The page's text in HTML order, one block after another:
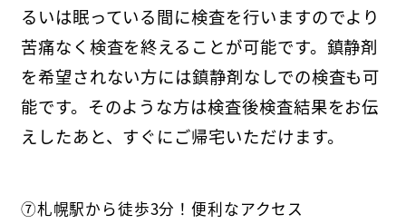
るいは眠っている間に検査を行いますのでより
苦痛なく検査を終えることが可能です。鎮静剤
を希望されない方には鎮静剤なしでの検査も可
能です。そのような方は検査後検査結果をお伝
えしたあと、すぐにご帰宅いただけます。
⑦札幌駅から徒歩3分！便利なアクセス